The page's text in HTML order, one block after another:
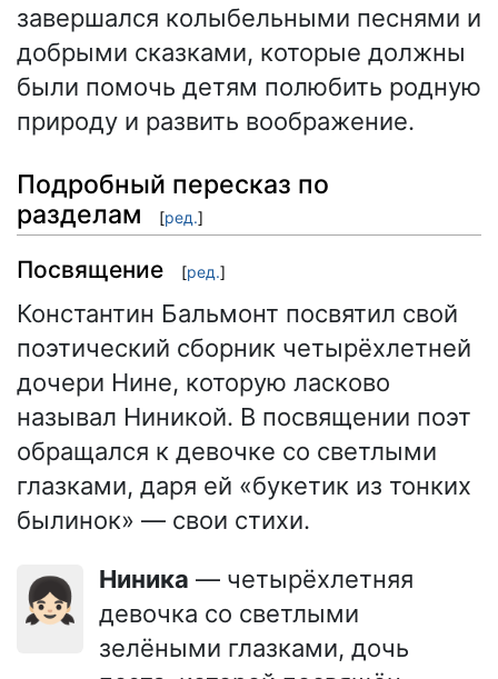
завершался колыбельными песнями и
добрыми сказками, которые должны
были помочь детям полюбить родную
природу и развить воображение.
Подробный пересказ по
разделам
[ред.]
Посвящение [ред.]
Константин Бальмонт посвятил свой
поэтический сборник четырёхлетней
дочери Нине, которую ласково
называл Ниникой. В посвящении поэт
обращался к девочке со светлыми
глазками, даря ей «букетик из тонких
былинок» — свои стихи.
👧🏻 Ниника — четырёхлетняя
девочка со светлыми
зелёными глазками, дочь